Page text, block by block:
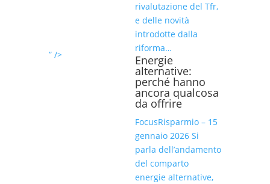
rivalutazione del Tfr,
e delle novità
introdotte dalla
riforma…
” /> Energie
alternative:
perché hanno
ancora qualcosa
da offrire
FocusRisparmio – 15
gennaio 2026 Si
parla dell’andamento
del comparto
energie alternative,